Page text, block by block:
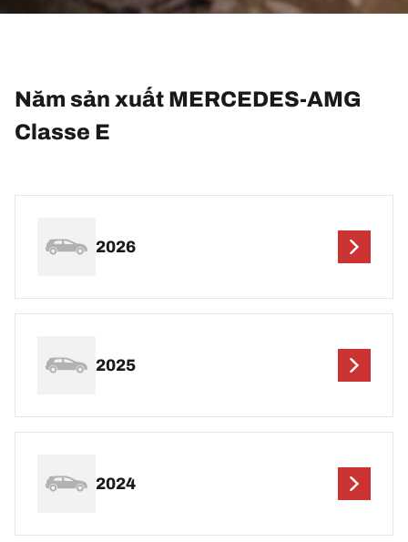
Năm sản xuất MERCEDES-AMG
Classe E
2026
2025
2024